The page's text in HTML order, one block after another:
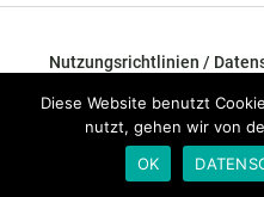
Nutzungsrichtlinien /
© 2026 - TOP News Österreich
Diese Website benutzt
nutzt, gehen wir von
OK